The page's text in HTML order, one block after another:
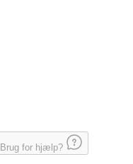
Brug for hjælp?